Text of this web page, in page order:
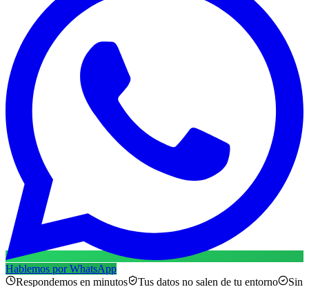
Hablemos por WhatsApp
Respondemos en minutos
Tus datos no salen de tu entorno
Sin